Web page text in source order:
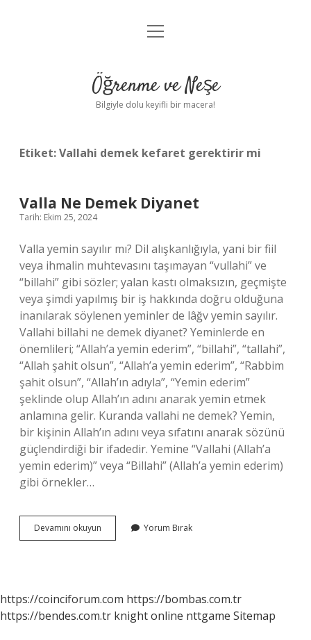
Anasayfa
Yasal Uyarı
menüyü
Öğrenme ve Neşe
Bilgiyle dolu keyifli bir macera!
Etiket:Vallahi demek kefaret gerektirir mi
Valla Ne Demek Diyanet
Tarih: Ekim 25, 2024
Valla yemin sayılır mı? Dil alışkanlığıyla, yani bir fiil
veya ihmalin muhtevasını taşımayan “vullahi” ve
“billahi” gibi sözler; yalan kastı olmaksızın, geçmişte
veya şimdi yapılmış bir iş hakkında doğru olduğuna
inanılarak söylenen yeminler de lâğv yemin sayılır.
Vallahi billahi ne demek diyanet? Yeminlerde en
önemlileri; “Allah’a yemin ederim”, “billahi”, “tallahi”,
“Allah şahit olsun”, “Allah’a yemin ederim”, “Rabbim
şahit olsun”, “Allah’ın adıyla”, “Yemin ederim”
şeklinde olup Allah’ın adını anarak yemin etmek
anlamına gelir. Kuranda vallahi ne demek? Yemin,
bir kişinin Allah’ın adını veya sıfatını anarak sözünü
güçlendirdiği bir ifadedir. Yemine “Vallahi (Allah’a
yemin ederim)” veya “Billahi” (Allah’a yemin ederim)
gibi örnekler…
Devamını okuyun
Ne
Yorum Bırak
https://coinciforum.com https://bombas.com.tr
https://bendes.com.tr knight online nttgame Sitemap